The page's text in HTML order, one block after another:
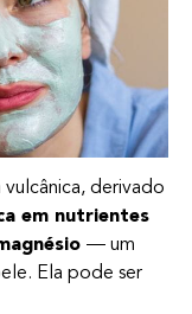
derivado
em nutrientes
— um
Ela pode ser